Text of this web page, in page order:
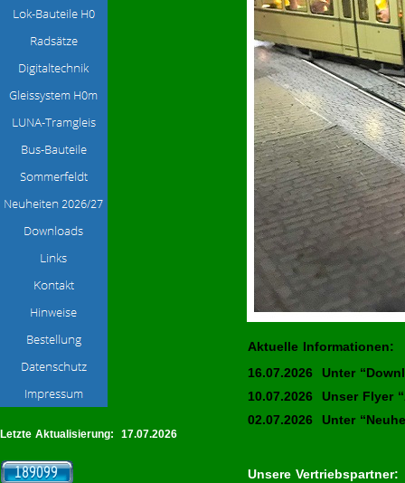
Aktuelle Informationen:
10.07.2026 Unser Flyer
Unsere Vertriebspartner:
02.07.2026 Unter
16.07.2026 Unter
Letzte Aktualisierung: 17.07.2026